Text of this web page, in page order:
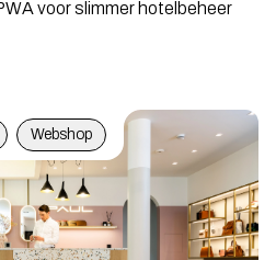
voor slimmer hotelbeheer
Webshop